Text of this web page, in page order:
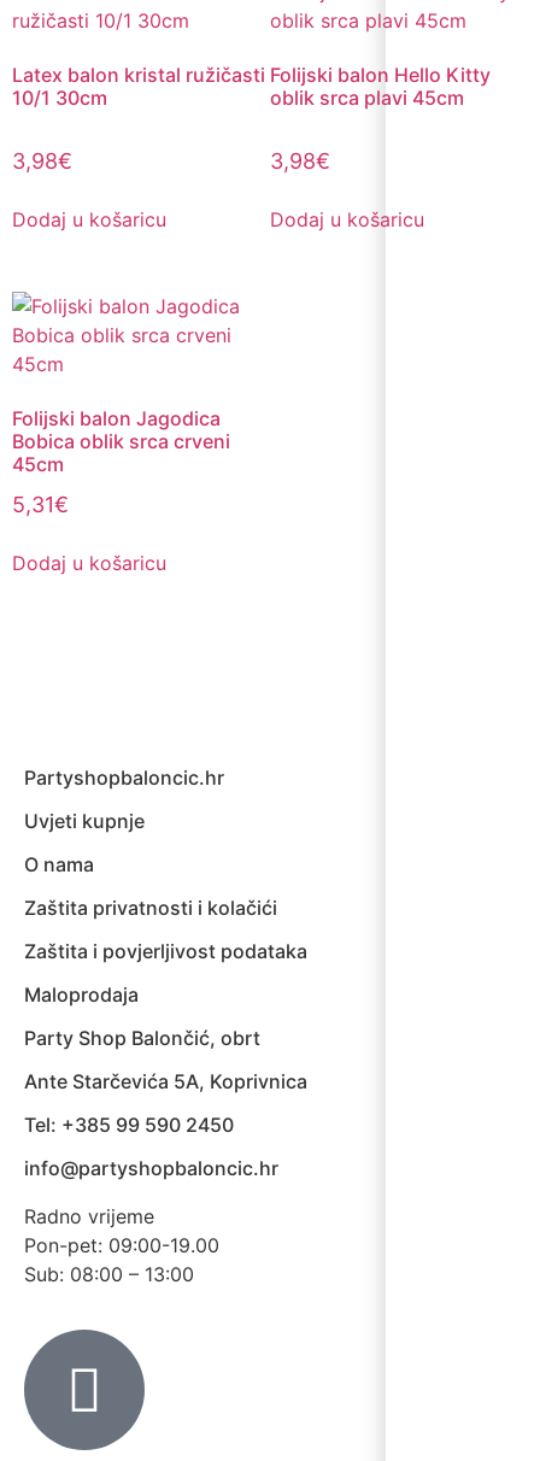
Latex balon kristal ružičasti
10/1 30cm
3,98€
Dodaj u košaricu
Folijski balon Hello Kitty
oblik srca plavi 45cm
3,98€
Dodaj u košaricu
Folijski balon Jagodica
Bobica oblik srca crveni
45cm
5,31€
Dodaj u košaricu
Partyshopbaloncic.hr
Uvjeti kupnje
O nama
Zaštita privatnosti i kolačići
Zaštita i povjerljivost podataka
Maloprodaja
Party Shop Balončić, obrt
Ante Starčevića 5A, Koprivnica
Tel: +385 99 590 2450
info@partyshopbaloncic.hr
Radno vrijeme
Pon-pet: 09:00-19.00
Sub: 08:00 – 13:00